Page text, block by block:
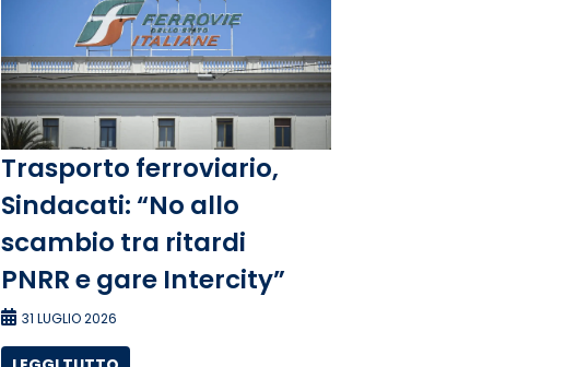
Trasporto ferroviario,
Sindacati: “No allo
scambio tra ritardi
PNRR e gare Intercity”
31 LUGLIO 2026